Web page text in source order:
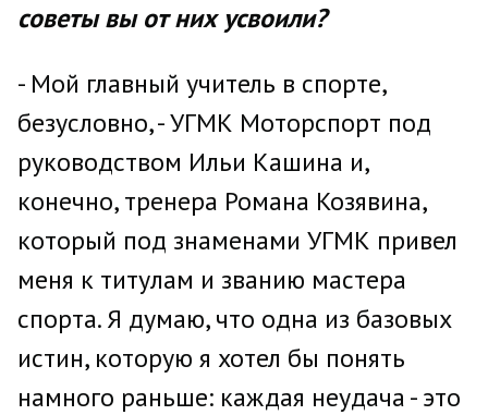
советы вы от них усвоили?
- Мой главный учитель в спорте,
безусловно, - УГМК Моторспорт под
руководством Ильи Кашина и,
конечно, тренера Романа Козявина,
который под знаменами УГМК привел
меня к титулам и званию мастера
спорта. Я думаю, что одна из базовых
истин, которую я хотел бы понять
намного раньше: каждая неудача - это